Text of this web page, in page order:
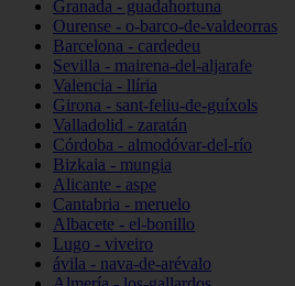
Granada - guadahortuna
Ourense - o-barco-de-valdeorras
Barcelona - cardedeu
Sevilla - mairena-del-aljarafe
Valencia - llíria
Girona - sant-feliu-de-guíxols
Valladolid - zaratán
Córdoba - almodóvar-del-río
Bizkaia - mungia
Alicante - aspe
Cantabria - meruelo
Albacete - el-bonillo
Lugo - viveiro
ávila - nava-de-arévalo